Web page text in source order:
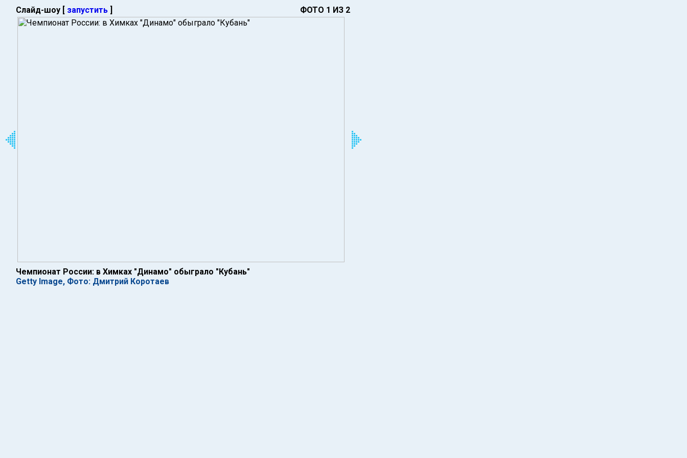
Слайд-шоу [ запустить ] ФОТО 1 ИЗ 2
Чемпионат России: в Химках "Динамо" обыграло "Кубань"
Getty Image, Фото: Дмитрий Коротаев